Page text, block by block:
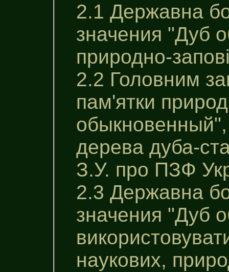
2.1 Державна
значения "Дуб
природно-
2.2 Головним
пам'ятки
обыкновенный",
дерева дуба-
З.У. про ПЗФ
2.3 Державна
значения "Дуб
наукових,